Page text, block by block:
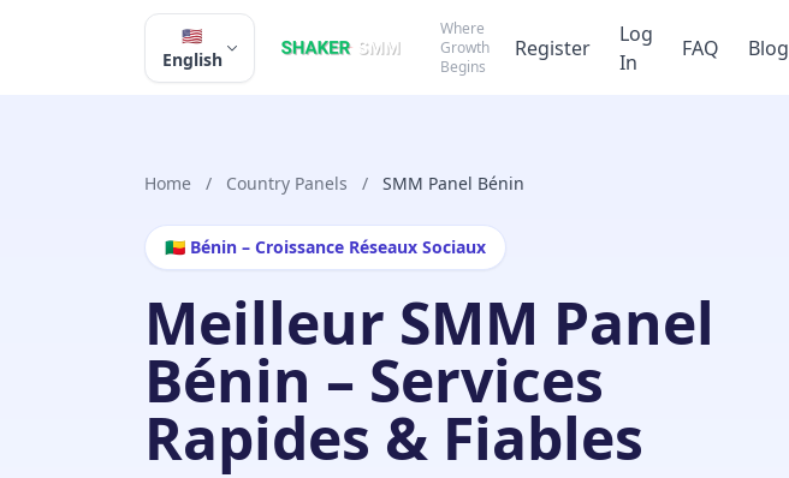
🇺🇸
English
Where
Growth
Begins
Register
Log
In
FAQ Blog
Home / Country Panels / SMM Panel Bénin
🇧🇯 Bénin – Croissance Réseaux Sociaux
Meilleur SMM Panel
Bénin – Services
Rapides & Fiables